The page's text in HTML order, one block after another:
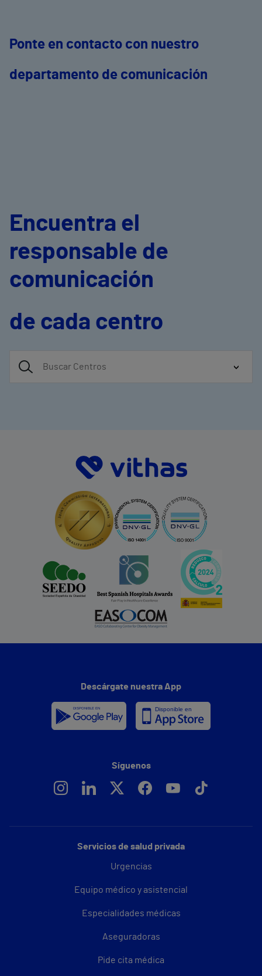
Ponte en contacto con nuestro
departamento de comunicación
Encuentra el
responsable de
comunicación
de cada centro
Servicios de salud privada
Urgencias
Equipo médico y asistencial
Especialidades médicas
Aseguradoras
Pide cita médica
Descárgate nuestra App
Síguenos